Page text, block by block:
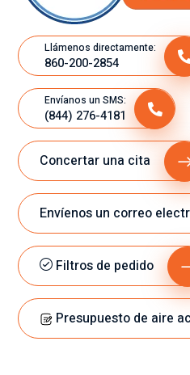
Llámenos directamente:
860-200-2854
Envíanos un SMS:
(844) 276-4181
Concertar una cita
Envíenos un correo
Filtros de pedido
Presupuesto de aire